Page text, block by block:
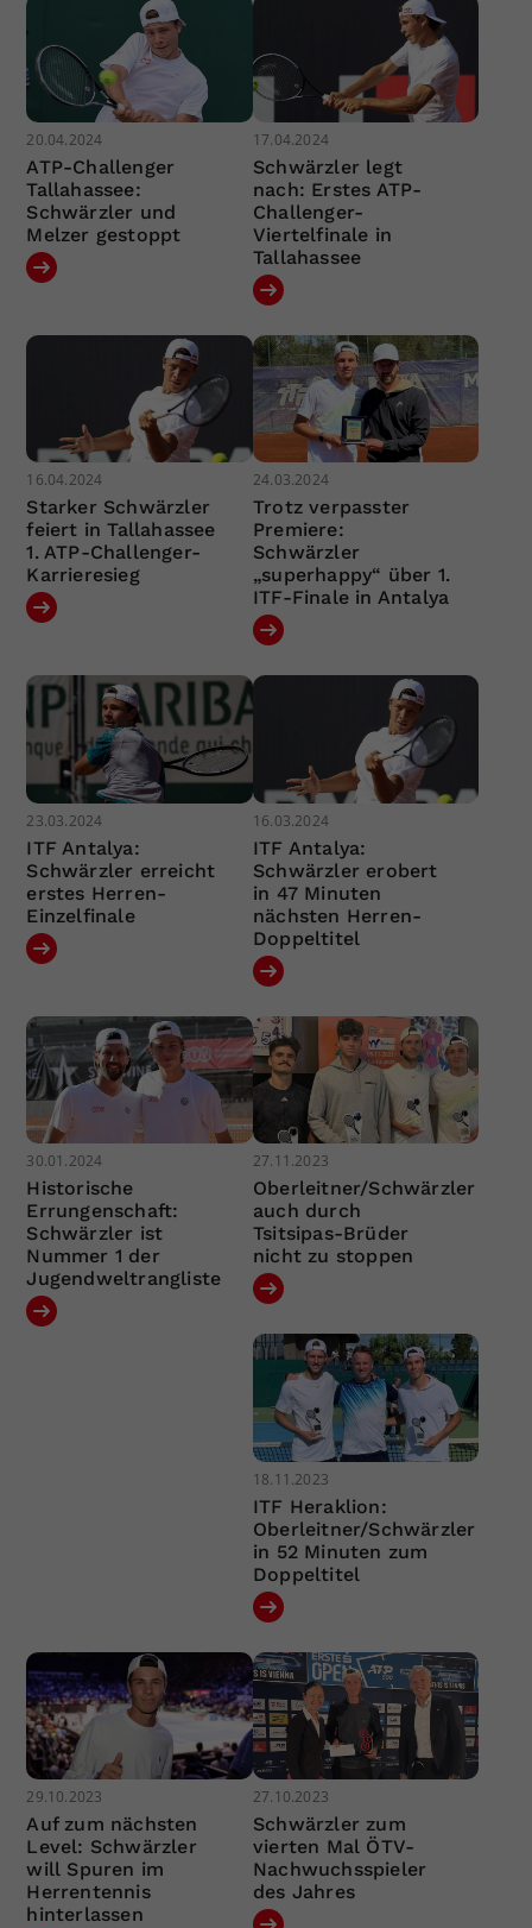
20.04.2024
ATP-Challenger
Tallahassee:
Schwärzler und
Melzer gestoppt
17.04.2024
Schwärzler legt
nach: Erstes ATP-
Challenger-
Viertelfinale in
Tallahassee
16.04.2024
Starker Schwärzler
feiert in Tallahassee
1. ATP-Challenger-
Karrieresieg
24.03.2024
Trotz verpasster
Premiere:
Schwärzler
„superhappy“ über 1.
ITF-Finale in Antalya
23.03.2024
ITF Antalya:
Schwärzler erreicht
erstes Herren-
Einzelfinale
16.03.2024
ITF Antalya:
Schwärzler erobert
in 47 Minuten
nächsten Herren-
Doppeltitel
30.01.2024
Historische
Errungenschaft:
Schwärzler ist
Nummer 1 der
Jugendweltrangliste
27.11.2023
Oberleitner/Schwärzler
auch durch
Tsitsipas-Brüder
nicht zu stoppen
18.11.2023
ITF Heraklion:
Oberleitner/Schwärzler
in 52 Minuten zum
Doppeltitel
29.10.2023
Auf zum nächsten
Level: Schwärzler
will Spuren im
Herrentennis
hinterlassen
27.10.2023
Schwärzler zum
vierten Mal ÖTV-
Nachwuchsspieler
des Jahres